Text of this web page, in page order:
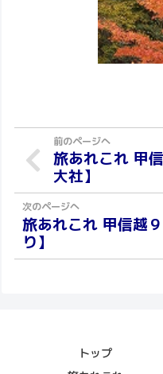
旅あれこれ 甲
大社】
旅あれこれ 甲信越
り】
トップ